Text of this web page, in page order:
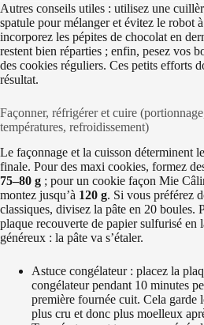
Autres conseils utiles : utilisez une
spatule pour mélanger et évitez le robot
incorporez les pépites de chocolat en
restent bien réparties ; enfin, pesez vos
des cookies réguliers. Ces petits efforts
résultat.
Façonner, réfrigérer et cuire
températures, refroidissement)
Le façonnage et la cuisson déterminent
finale. Pour des maxi cookies, formez
75–80 g ; pour un cookie façon Mie
montez jusqu’à 120 g. Si vous préférez
classiques, divisez la pâte en 20 boules.
plaque recouverte de papier sulfurisé en
généreux : la pâte va s’étaler.
Astuce congélateur : placez la
congélateur pendant 10 minutes
première fournée cuit. Cela
plus cru et donc plus moelleux